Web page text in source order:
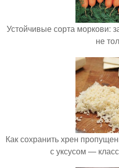
Устойчивые сорта моркови:
не
Как сохранить хрен
с уксусом —